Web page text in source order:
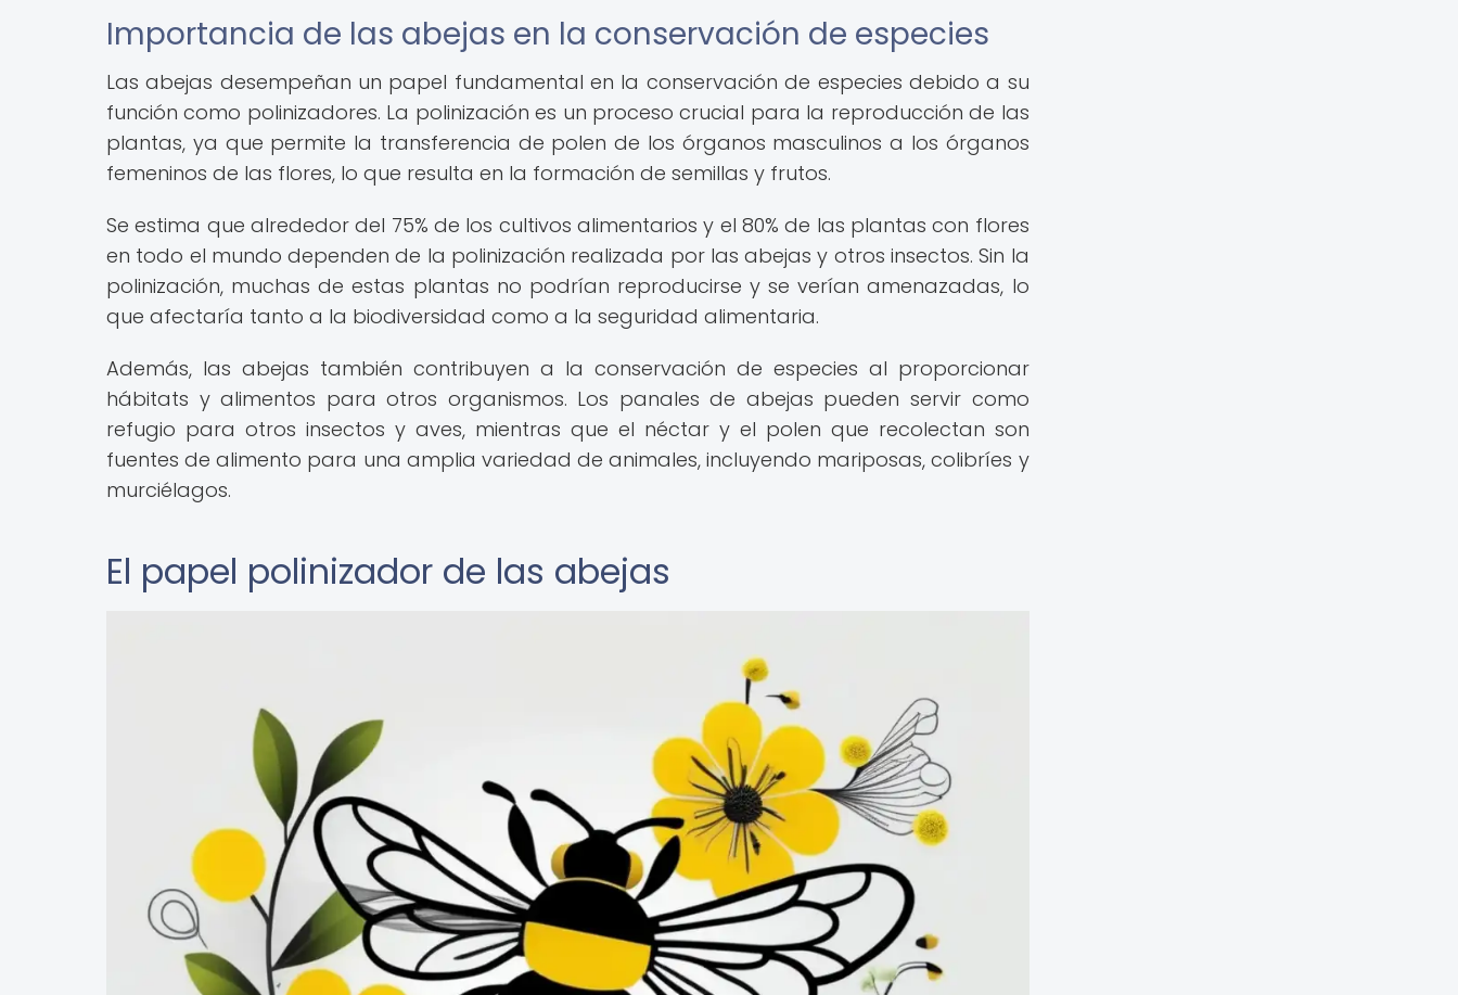
Importancia de las abejas en la conservación de especies
Las abejas desempeñan un papel fundamental en la conservación de especies debido a su
función como polinizadores. La polinización es un proceso crucial para la reproducción de las
plantas, ya que permite la transferencia de polen de los órganos masculinos a los órganos
femeninos de las flores, lo que resulta en la formación de semillas y frutos.
Se estima que alrededor del 75% de los cultivos alimentarios y el 80% de las plantas con flores
en todo el mundo dependen de la polinización realizada por las abejas y otros insectos. Sin la
polinización, muchas de estas plantas no podrían reproducirse y se verían amenazadas, lo
que afectaría tanto a la biodiversidad como a la seguridad alimentaria.
Además, las abejas también contribuyen a la conservación de especies al proporcionar
hábitats y alimentos para otros organismos. Los panales de abejas pueden servir como
refugio para otros insectos y aves, mientras que el néctar y el polen que recolectan son
fuentes de alimento para una amplia variedad de animales, incluyendo mariposas, colibríes y
murciélagos.
El papel polinizador de las abejas